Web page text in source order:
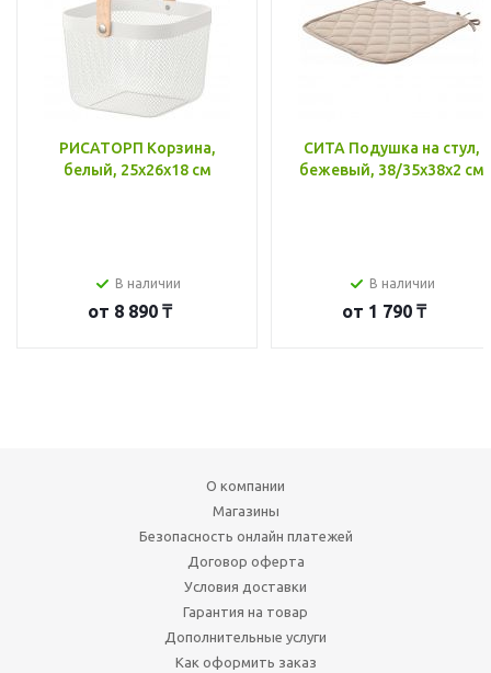
РИСАТОРП Корзина,
белый, 25x26x18 см
В наличии
от 8 890 ₸
СИТА Подушка на стул,
бежевый, 38/35x38x2 см
В наличии
от 1 790 ₸
О компании
Магазины
Безопасность онлайн платежей
Договор оферта
Условия доставки
Гарантия на товар
Дополнительные услуги
Как оформить заказ